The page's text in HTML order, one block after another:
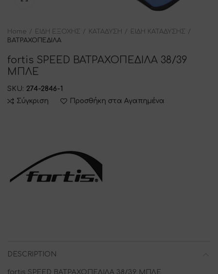
Home ΕΙΔΗ ΕΞΟΧΗΣ ΚΑΤΑΔΥΣΗ
ΕΙΔΗ ΚΑΤΑΔΥΣΗΣ
ΒΑΤΡΑΧΟΠΕΔΙΛΑ
fortis SPEED ΒΑΤΡΑΧΟΠΕΔΙΛΑ 38/39
ΜΠΛΕ
SKU: 274-2846-1
Σύγκριση
Προσθήκη στα Αγαπημένα
DESCRIPTION
fortis SPEED ΒΑΤΡΑΧΟΠΕΔΙΛΑ 38/39 ΜΠΛΕ